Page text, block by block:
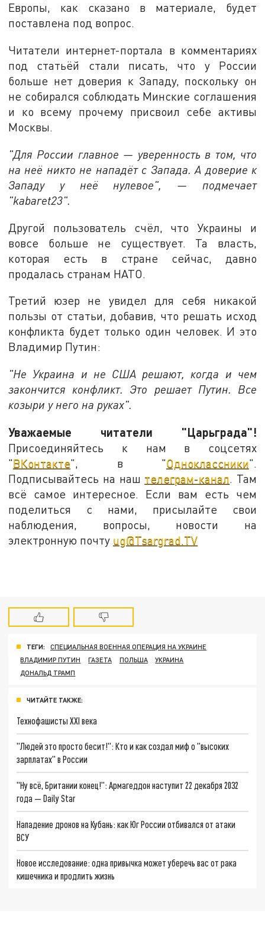
Европы, как сказано в материале, будет
поставлена под вопрос.
Читатели интернет-портала в комментариях
под статьёй стали писать, что у России
больше нет доверия к Западу, поскольку он
не собирался соблюдать Минские соглашения
и ко всему прочему присвоил себе активы
Москвы.
"Для России главное — уверенность в том, что
на неё никто не нападёт с Запада. А доверие к
Западу у неё нулевое", — подмечает
"kabaret23".
Другой пользователь счёл, что Украины и
вовсе больше не существует. Та власть,
которая есть в стране сейчас, давно
продалась странам НАТО.
Третий юзер не увидел для себя никакой
пользы от статьи, добавив, что решать исход
конфликта будет только один человек. И это
Владимир Путин:
"Не Украина и не США решают, когда и чем
закончится конфликт. Это решает Путин. Все
козыри у него на руках".
Уважаемые читатели "Царьграда"!
Присоединяйтесь к нам в соцсетях
"ВКонтакте", в "Одноклассники".
Подписывайтесь на наш телеграм-канал . Там
всё самое интересное. Если вам есть чем
поделиться с нами, присылайте свои
наблюдения, вопросы, новости на
электронную почту ug@Tsargrad.TV
ТЕГИ:
СПЕЦИАЛЬНАЯ ВОЕННАЯ ОПЕРАЦИЯ НА УКРАИНЕ
ВЛАДИМИР ПУТИН
ГАЗЕТА ПОЛЬША
УКРАИНА
ДОНАЛЬД ТРАМП
ЧИТАЙТЕ ТАКЖЕ:
Технофашисты XXI века
"Людей это просто бесит!": Кто и как создал миф о "высоких
зарплатах" в России
"Ну всё, Британии конец!": Армагеддон наступит 22 декабря 2032
года — Daily Star
Нападение дронов на Кубань: как Юг России отбивался от атаки
ВСУ
Новое исследование: одна привычка может уберечь вас от рака
кишечника и продлить жизнь